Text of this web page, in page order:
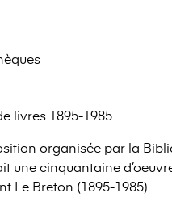
livres 1895-1985
organisée par la
une cinquantaine
Le Breton (1895-1985).